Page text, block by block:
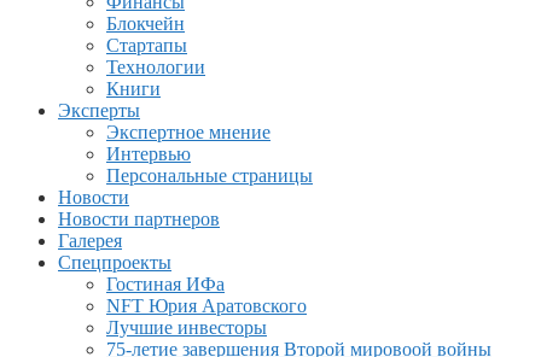
Блокчейн
Стартапы
Технологии
Книги
Эксперты
Экспертное мнение
Интервью
Персональные страницы
Новости
Новости партнеров
Галерея
Спецпроекты
Гостиная ИФа
NFT Юрия Аратовского
Лучшие инвесторы
75-летие завершения Второй мировоой войны